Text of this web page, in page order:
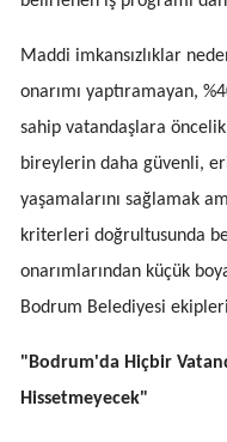
Maddi imkansızlıklar
onarımı yaptıramayan,
sahip vatandaşlara
bireylerin daha güvenli,
yaşamalarını sağlamak
kriterleri doğrultusunda
onarımlarından küçük
Bodrum Belediyesi
"Bodrum'da Hiçbir
Hissetmeyecek"